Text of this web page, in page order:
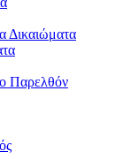
Δικαιώματα
Παρελθόν